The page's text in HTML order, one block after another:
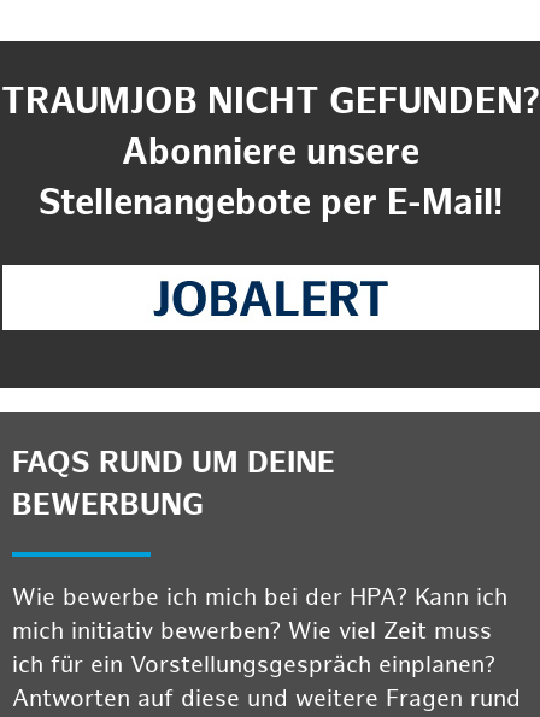
TRAUMJOB NICHT GEFUNDEN?
Abonniere unsere
Stellenangebote per E-Mail!
FAQS RUND UM DEINE
BEWERBUNG
Wie bewerbe ich mich bei der HPA? Kann ich
mich initiativ bewerben? Wie viel Zeit muss
ich für ein Vorstellungsgespräch einplanen?
Antworten auf diese und weitere Fragen rund